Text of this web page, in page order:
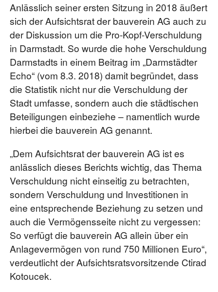
Anlässlich seiner ersten Sitzung in 2018 äußert
sich der Aufsichtsrat der bauverein AG auch zu
der Diskussion um die Pro-Kopf-Verschuldung
in Darmstadt. So wurde die hohe Verschuldung
Darmstadts in einem Beitrag im „Darmstädter
Echo“ (vom 8.3. 2018) damit begründet, dass
die Statistik nicht nur die Verschuldung der
Stadt umfasse, sondern auch die städtischen
Beteiligungen einbeziehe – namentlich wurde
hierbei die bauverein AG genannt.
„Dem Aufsichtsrat der bauverein AG ist es
anlässlich dieses Berichts wichtig, das Thema
Verschuldung nicht einseitig zu betrachten,
sondern Verschuldung und Investitionen in
eine entsprechende Beziehung zu setzen und
auch die Vermögensseite nicht zu vergessen:
So verfügt die bauverein AG allein über ein
Anlagevermögen von rund 750 Millionen Euro“,
verdeutlicht der Aufsichtsratsvorsitzende Ctirad
Kotoucek.